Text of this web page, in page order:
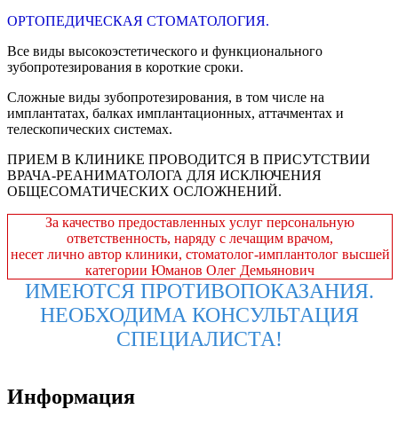
ОРТОПЕДИЧЕСКАЯ СТОМАТОЛОГИЯ.
Все виды высокоэстетического и функционального
зубопротезирования в короткие сроки.
Сложные виды зубопротезирования, в том числе на
имплантатах, балках имплантационных, аттачментах и
телескопических системах.
ПРИЕМ В КЛИНИКЕ ПРОВОДИТСЯ В ПРИСУТСТВИИ
ВРАЧА-РЕАНИМАТОЛОГА ДЛЯ ИСКЛЮЧЕНИЯ
ОБЩЕСОМАТИЧЕСКИХ ОСЛОЖНЕНИЙ.
За качество предоставленных услуг персональную
ответственность, наряду с лечащим врачом,
несет лично автор клиники, стоматолог-имплантолог высшей
категории Юманов Олег Демьянович
ИМЕЮТСЯ ПРОТИВОПОКАЗАНИЯ.
НЕОБХОДИМА КОНСУЛЬТАЦИЯ
СПЕЦИАЛИСТА!
Информация